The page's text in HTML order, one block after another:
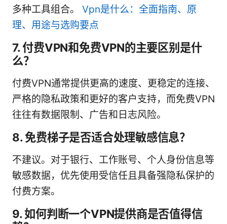
多种工具组合。 Vpn是什么：全面指南、原
理、用途与选购要点
7. 付费VPN和免费VPN的主要区别是什
么？
付费VPN通常提供更高的速度、更稳定的连接、
严格的隐私政策和更好的客户支持，而免费VPN
往往有数据限制、广告和日志风险。
8. 免费梯子是否适合处理敏感信息？
不建议。对于银行、工作账号、个人身份信息等
敏感数据，优先使用受信任且具备强隐私保护的
付费方案。
9. 如何判断一个VPN提供商是否值得信